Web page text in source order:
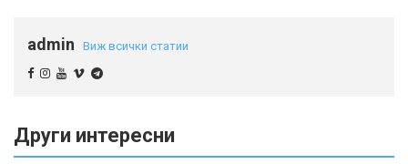
admin Виж всички статии
Други интересни